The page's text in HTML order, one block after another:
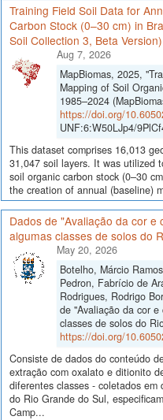
Training Field Soil Data for
Carbon Stock (0–30 cm) in
Soil Collection 3, Beta Version)
Aug 7, 2026
MapBiomas, 2025,
Mapping of Soil
1985–2024
https://doi.org/
UNF:6:W50LJp4/
This dataset comprises 16,013
31,047 soil layers. It was utilized
soil organic carbon stock (0–30
the creation of annual (baseline)
Dados de "Avaliação da cor
algumas classes de solos do
May 20, 2026
Botelho, Márcio
Pedron, Fabrício de
Rodrigues, Rodrigo
de "Avaliação da cor
classes de solos do
https://doi.org/
Consiste de dados do conteúdo
extração com oxalato e ditionito
diferentes classes - coletados
do Rio Grande do Sul,
Camp...